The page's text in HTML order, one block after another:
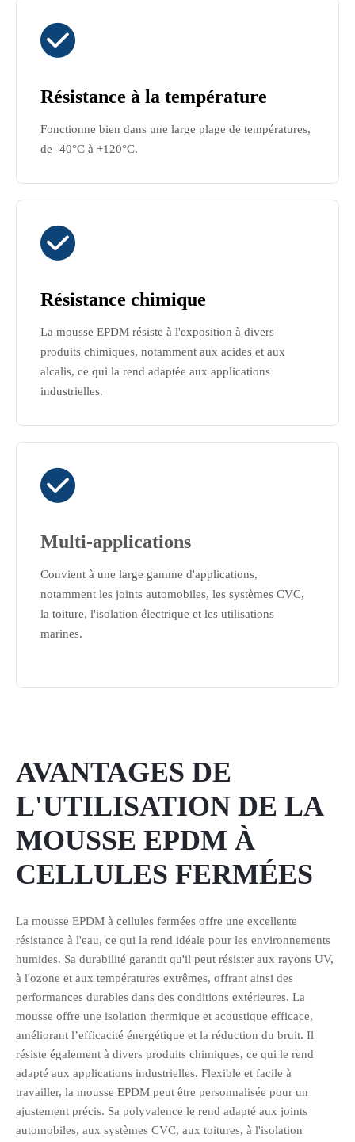

Résistance à la température
Fonctionne bien dans une large plage de températures,
de -40°C à +120°C.

Résistance chimique
La mousse EPDM résiste à l'exposition à divers
produits chimiques, notamment aux acides et aux
alcalis, ce qui la rend adaptée aux applications
industrielles.

Multi-applications
Convient à une large gamme d'applications,
notamment les joints automobiles, les systèmes CVC,
la toiture, l'isolation électrique et les utilisations
marines.
AVANTAGES DE
L'UTILISATION DE LA
MOUSSE EPDM À
CELLULES FERMÉES
La mousse EPDM à cellules fermées offre une excellente
résistance à l'eau, ce qui la rend idéale pour les environnements
humides. Sa durabilité garantit qu'il peut résister aux rayons UV,
à l'ozone et aux températures extrêmes, offrant ainsi des
performances durables dans des conditions extérieures. La
mousse offre une isolation thermique et acoustique efficace,
améliorant l’efficacité énergétique et la réduction du bruit. Il
résiste également à divers produits chimiques, ce qui le rend
adapté aux applications industrielles. Flexible et facile à
travailler, la mousse EPDM peut être personnalisée pour un
ajustement précis. Sa polyvalence le rend adapté aux joints
automobiles, aux systèmes CVC, aux toitures, à l'isolation